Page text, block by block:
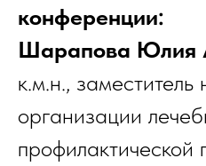
конференции:
Шарапова Юлия
к.м.н., заместитель
организации